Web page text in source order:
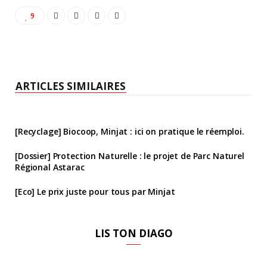
9
ARTICLES SIMILAIRES
[Recyclage] Biocoop, Minjat : ici on pratique le réemploi.
[Dossier] Protection Naturelle : le projet de Parc Naturel
Régional Astarac
[Eco] Le prix juste pour tous par Minjat
LIS TON DIAGO